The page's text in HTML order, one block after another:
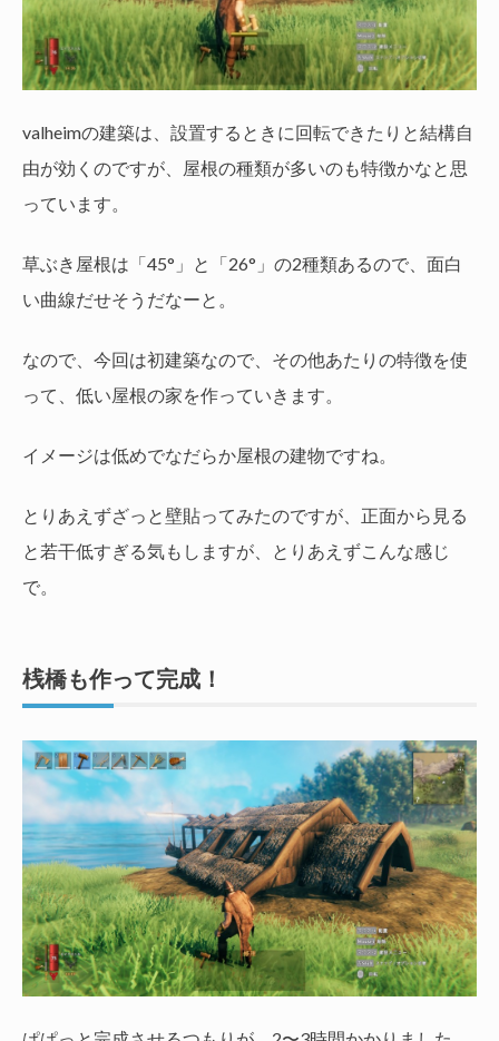
valheimの建築は、設置するときに回転できたりと結構自
由が効くのですが、屋根の種類が多いのも特徴かなと思
っています。
草ぶき屋根は「45°」と「26°」の2種類あるので、面白
い曲線だせそうだなーと。
なので、今回は初建築なので、その他あたりの特徴を使
って、低い屋根の家を作っていきます。
イメージは低めでなだらか屋根の建物ですね。
とりあえずざっと壁貼ってみたのですが、正面から見る
と若干低すぎる気もしますが、とりあえずこんな感じ
で。
桟橋も作って完成！